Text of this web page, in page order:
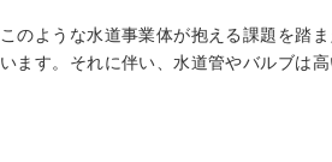
このような水道事業体が抱える課題を踏
います。それに伴い、水道管やバルブは